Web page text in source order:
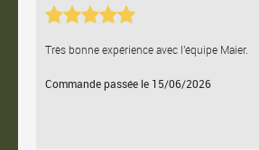
Très bonne expérience avec l'équipe Maier.
Commande passée le 15/06/2026